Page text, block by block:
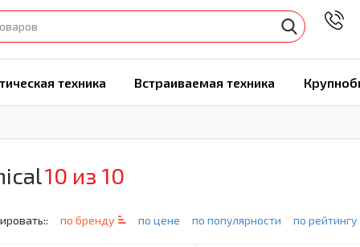
техника Встраиваемая техника
10 из 10
по бренду по цене по популярности по рейтингу